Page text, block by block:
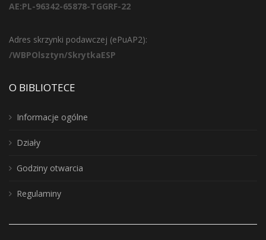
AE:PL-96342-65878-TGGRF-22
Adres skrzynki podawczej (ePuAP2):
/WBPOlsztyn/SkrytkaESP
O BIBLIOTECE
Informacje ogólne
Działy
Godziny otwarcia
Regulaminy